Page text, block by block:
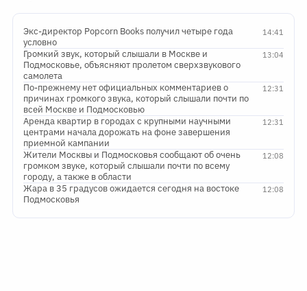
14:41
Экс-директор Popcorn Books получил четыре года
условно
13:04
Громкий звук, который слышали в Москве и
Подмосковье, объясняют пролетом сверхзвукового
самолета
12:31
По-прежнему нет официальных комментариев о
причинах громкого звука, который слышали почти по
всей Москве и Подмосковью
12:31
Аренда квартир в городах с крупными научными
центрами начала дорожать на фоне завершения
приемной кампании
12:08
Жители Москвы и Подмосковья сообщают об очень
громком звуке, который слышали почти по всему
городу, а также в области
12:08
Жара в 35 градусов ожидается сегодня на востоке
Подмосковья